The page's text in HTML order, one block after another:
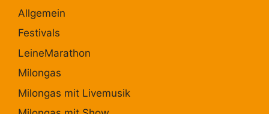
Allgemein
Festivals
LeineMarathon
Milongas
Milongas mit Livemusik